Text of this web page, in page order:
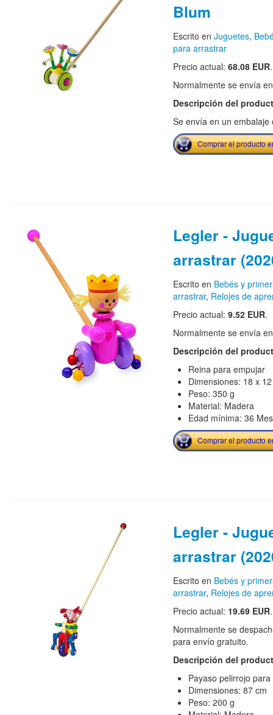
Blum
Escrito en Juguetes,
para arrastrar
Precio actual: 68.08 EUR.
Normalmente se envía
Descripción del
Se envía en un embalaje
Comprar el producto
Legler -
arrastrar
Escrito en Bebés y
arrastrar, Relojes de
Precio actual: 9.52 EUR.
Normalmente se envía
Descripción del
Reina para empujar
Dimensiones: 18 x
Peso: 350 g
Material: Madera
Edad mínima: 36
Comprar el producto
Legler -
arrastrar
Escrito en Bebés y
arrastrar, Relojes de
Precio actual: 19.69 EUR.
Normalmente se
para envío gratuito.
Descripción del
Payaso pelirrojo
Dimensiones: 87 cm
Peso: 200 g